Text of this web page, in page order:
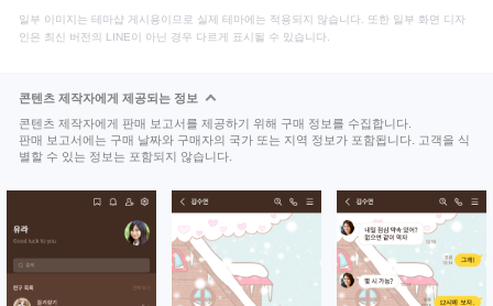
일부 이미지는 테마샵 게시용이므로 실제 테마에는 적용되지 않습니다. 또한 일부 화면 디자
인은 최신 버전의 LINE이 아닌 경우 다르게 표시될 수 있습니다.
콘텐츠 제작자에게 제공되는 정보
콘텐츠 제작자에게 판매 보고서를 제공하기 위해 구매 정보를 수집합니다.
판매 보고서에는 구매 날짜와 구매자의 국가 또는 지역 정보가 포함됩니다. 고객을 식
별할 수 있는 정보는 포함되지 않습니다.